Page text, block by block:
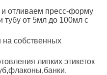
отливаем пресс-форму
тубу от 5мл до 100мл с
на собственных
липких этикеток